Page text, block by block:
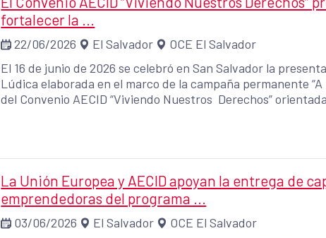
fortalecer la ...
22/06/2026 El Salvador
OCE El Salvador
El 16 de junio de 2026 se celebró en San Salvador la
Lúdica elaborada en el marco de la campaña permanente
del Convenio AECID “Viviendo Nuestros Derechos”
La Unión Europea y AECID apoyan la entrega de
emprendedoras del programa ...
03/06/2026 El Salvador
OCE El Salvador